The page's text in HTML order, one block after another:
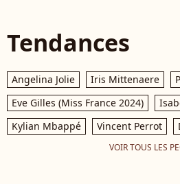
Tendances
Angelina Jolie Iris Mittenaere
Eve Gilles (Miss France 2024)
Kylian Mbappé
Vincent Perrot
VOIR TOUS LES